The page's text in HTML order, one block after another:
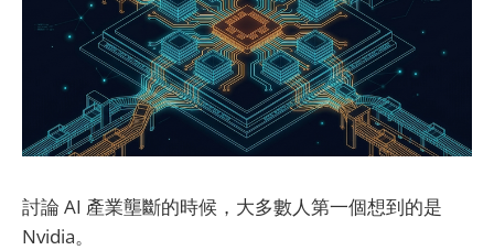
討論 AI 產業壟斷的時候，大多數人第一個想到的是
Nvidia。